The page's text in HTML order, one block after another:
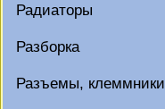
Радиаторы
Разборка
Разъемы, клеммники